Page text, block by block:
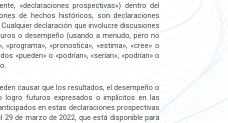
«declaraciones prospectivas») dentro del
de hechos históricos, son declaraciones
declaración que involucre discusiones
o desempeño (usando a menudo, pero no
«pronostica», «estima», «cree» o
«pueden» o «podrían», «serían», «podrían» o
causar que los resultados, el desempeño o
logro futuros expresados o implícitos en las
en estas declaraciones prospectivas
de marzo de 2022, que está disponible para